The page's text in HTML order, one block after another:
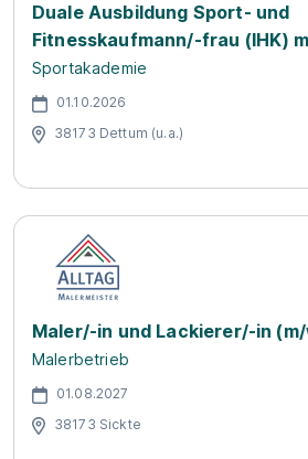
Duale Ausbildung Sport- und
Fitnesskaufmann/-frau (IHK)
Sportakademie
01.10.2026
38173 Dettum (u.a.)
Maler/-in und Lackierer/-in
Malerbetrieb
01.08.2027
38173 Sickte